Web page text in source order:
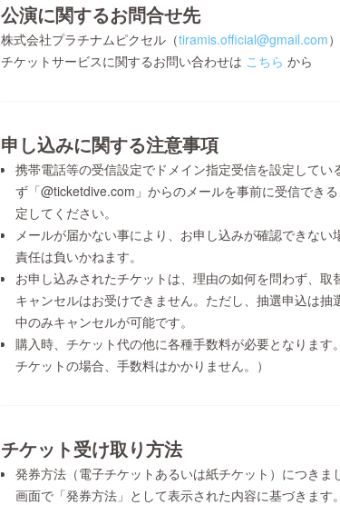
公演に関するお問合せ先
株式会社プラチナムピクセル（tiramis.official@gmail.com）
チケットサービスに関するお問い合わせは こちら から
申し込みに関する注意事項
携帯電話等の受信設定でドメイン指定受信を設定してい
ず「@ticketdive.com」からのメールを事前に受信でき
定してください。
メールが届かない事により、お申し込みが確認できない
責任は負いかねます。
お申し込みされたチケットは、理由の如何を問わず、取
キャンセルはお受けできません。ただし、抽選申込は抽
中のみキャンセルが可能です。
購入時、チケット代の他に各種手数料が必要となります
チケットの場合、手数料はかかりません。）
チケット受け取り方法
発券方法（電子チケットあるいは紙チケット）につきま
画面で「発券方法」として表示された内容に基づきます